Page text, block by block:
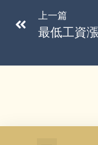
上一篇